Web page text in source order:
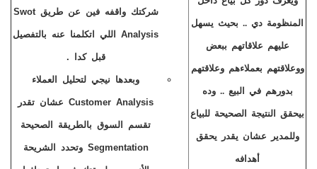
المنظومة دي .. بحيث يسهل
عليهم علاقاتهم ببعض
ووعلاقتهم بعملاءهم وعلاقتهم
بدورهم في البيع .. وده
بيحقق النتيجة الصحيحة للبياع
وللمدير عشان يقدر يحقق
أهدافه
شركتك واقفه فين عن طريقSwot
Analysis اللي اتكلمنا عنه بالتفصيل
قبل كدا .
وبعدها نيجي لتحليل العملاء
Customer Analysis عشان تقدر
تقسم السوق بالطريقة الصحيحة
Segmentation وتحدد الشريحة